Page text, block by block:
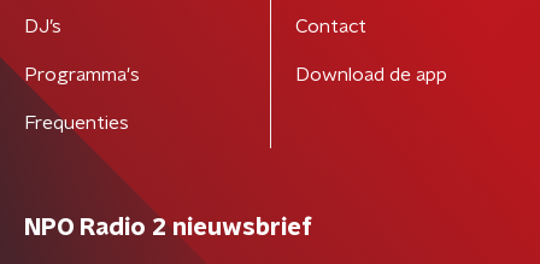
DJ’s
Programma's
Frequenties
Contact
Download de app
NPO Radio 2 nieuwsbrief